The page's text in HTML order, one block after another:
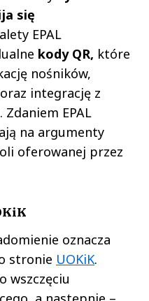
się
EPAL
kody QR, które
nośników,
integrację z
EPAL
na argumenty
oferowanej przez
oznacza
stronie UOKiK.
wszczęciu